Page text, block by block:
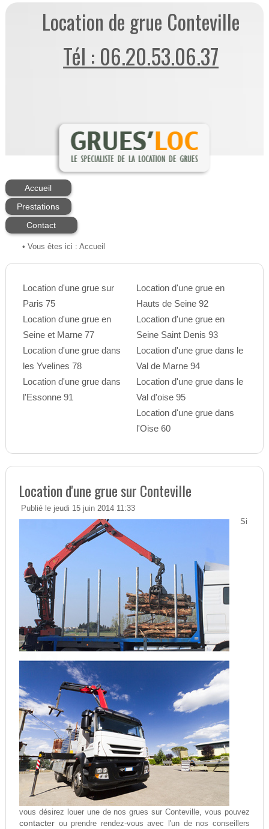
Location de grue Conteville
Tél : 06.20.53.06.37
Accueil
Prestations
Contact
• Vous êtes ici : Accueil
Location d'une grue sur
Paris 75
Location d'une grue en
Seine et Marne 77
Location d'une grue dans
les Yvelines 78
Location d'une grue dans
l'Essonne 91
Location d'une grue en
Hauts de Seine 92
Location d'une grue en
Seine Saint Denis 93
Location d'une grue dans le
Val de Marne 94
Location d'une grue dans le
Val d'oise 95
Location d'une grue dans
l'Oise 60
Location d'une grue sur Conteville
Publié le jeudi 15 juin 2014 11:33
Si
vous désirez louer une de nos grues sur Conteville, vous pouvez
contacterou prendre rendez-vous avec l'un de nos conseillers